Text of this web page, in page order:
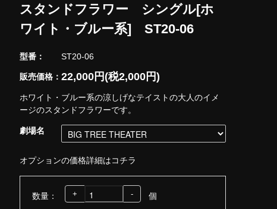
スタンドフラワー シングル[ホ
ワイト・ブルー系] ST20-06
型番： ST20-06
販売価格：22,000円(税2,000円)
ホワイト・ブルー系の涼しげなテイストの大人のイメ
ージのスタンドフラワーです。
劇場名
オプションの価格詳細はコチラ
数量： + - 個